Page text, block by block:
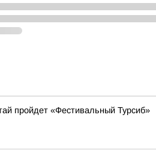
пройдет «Фестивальный Турсиб»